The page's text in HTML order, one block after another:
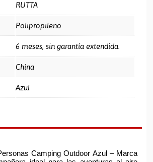
RUTTA
Polipropileno
6 meses, sin garantía extendida.
China
Azul
Camping Outdoor Azul – Marca